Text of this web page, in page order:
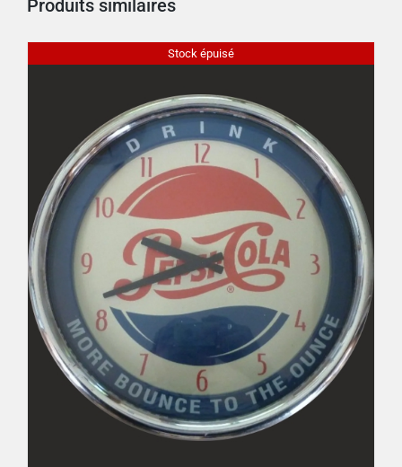
Produits similaires
Stock épuisé